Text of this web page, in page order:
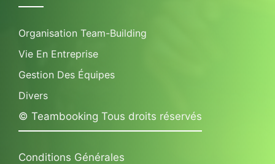
Organisation Team-Building
Vie En Entreprise
Gestion Des Équipes
Divers
© Teambooking Tous droits réservés
Conditions Générales